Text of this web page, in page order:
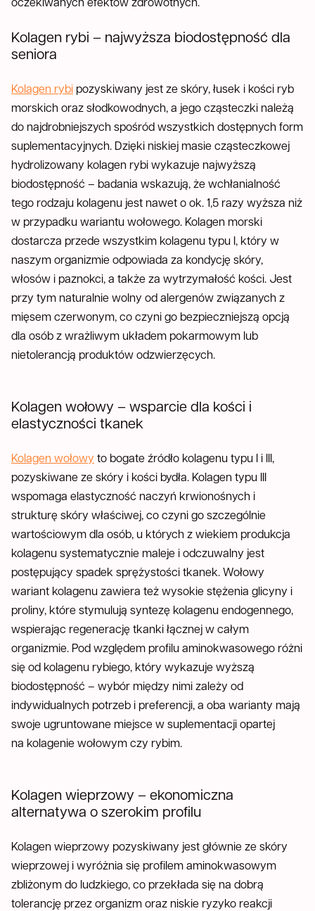
Kolagen rybi – najwyższa biodostępność dla
seniora
Kolagen rybi pozyskiwany jest ze skóry, łusek i kości ryb
morskich oraz słodkowodnych, a jego cząsteczki należą
do najdrobniejszych spośród wszystkich dostępnych form
suplementacyjnych. Dzięki niskiej masie cząsteczkowej
hydrolizowany kolagen rybi wykazuje najwyższą
biodostępność – badania wskazują, że wchłanialność
tego rodzaju kolagenu jest nawet o ok. 1,5 razy wyższa niż
w przypadku wariantu wołowego. Kolagen morski
dostarcza przede wszystkim kolagenu typu I, który w
naszym organizmie odpowiada za kondycję skóry,
włosów i paznokci, a także za wytrzymałość kości. Jest
przy tym naturalnie wolny od alergenów związanych z
mięsem czerwonym, co czyni go bezpieczniejszą opcją
dla osób z wrażliwym układem pokarmowym lub
nietolerancją produktów odzwierzęcych.
Kolagen wołowy – wsparcie dla kości i
elastyczności tkanek
Kolagen wołowy to bogate źródło kolagenu typu I i III,
pozyskiwane ze skóry i kości bydła. Kolagen typu III
wspomaga elastyczność naczyń krwionośnych i
strukturę skóry właściwej, co czyni go szczególnie
wartościowym dla osób, u których z wiekiem produkcja
kolagenu systematycznie maleje i odczuwalny jest
postępujący spadek sprężystości tkanek. Wołowy
wariant kolagenu zawiera też wysokie stężenia glicyny i
proliny, które stymulują syntezę kolagenu endogennego,
wspierając regenerację tkanki łącznej w całym
organizmie. Pod względem profilu aminokwasowego różni
się od kolagenu rybiego, który wykazuje wyższą
biodostępność – wybór między nimi zależy od
indywidualnych potrzeb i preferencji, a oba warianty mają
swoje ugruntowane miejsce w suplementacji opartej
na kolagenie wołowym czy rybim.
Kolagen wieprzowy – ekonomiczna
alternatywa o szerokim profilu
Kolagen wieprzowy pozyskiwany jest głównie ze skóry
wieprzowej i wyróżnia się profilem aminokwasowym
zbliżonym do ludzkiego, co przekłada się na dobrą
tolerancję przez organizm oraz niskie ryzyko reakcji